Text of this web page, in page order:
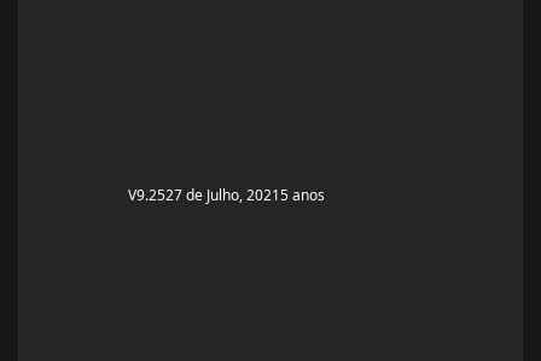
V9.2527 de Julho, 20215 anos